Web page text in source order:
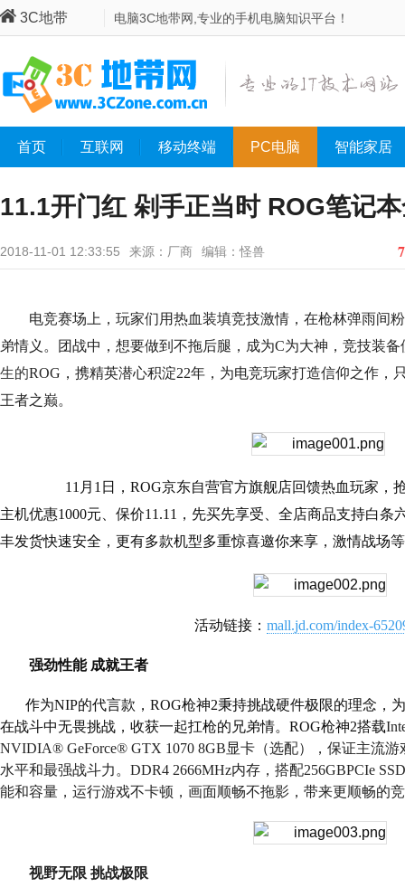
3C地带 电脑3C地带网,专业的手机电脑知识平台！
首页 互联网 移动终端 PC电脑 智能家居
11.1开门红 剁手正当时 ROG笔记
2018-11-01 12:33:55 来源：厂商 编辑：怪兽
电竞赛场上，玩家们用热血装填竞技激情，在枪林弹雨间
弟情义。团战中，想要做到不拖后腿，成为C为大神，竞技装
生的ROG ，携精英潜心积淀22年，为电竞玩家打造信仰之作，
王者之巅。
11 月 1 日， ROG京东自营官方旗舰店回馈热血玩家，
主机优惠1000元、保价11.11 ，先买先享受、全店商品支持白条
丰发货快速安全，更有多款机型多重惊喜邀你来享，激情战场
活动链接： mall.jd.com/index-
强劲性能 成就王者
作为NIP的代言款， ROG枪神2秉持挑战硬件极限的理念，为
在战斗中无畏挑战，收获一起扛枪的兄弟情。 ROG枪神2搭载
NVIDIA® GeForce® GTX 1070 8GB显卡（选配），保证主流
水平和最强战斗力。 DDR4 2666MHz内存，搭配256GBPCIe SSD
能和容量，运行游戏不卡顿，画面顺畅不拖影，带来更顺畅的
视野无限 挑战极限